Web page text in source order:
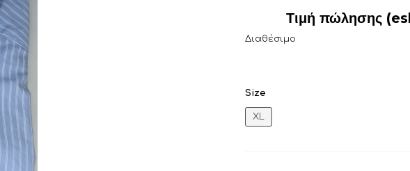
Τιμή πώλησης
Διαθέσιμο
Size
XL